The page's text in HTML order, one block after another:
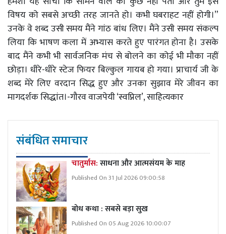
विषय को सबसे अच्छी तरह जानते हो। कभी घबराहट नहीं होगी।”
उनके वे शब्द उसी समय मैंने गांठ बांध लिए। मैंने उसी समय संकल्प
लिया कि भाषण कला में अभ्यास करते हुए पारंगत होना है। उसके
बाद मैंने कभी भी सार्वजनिक मंच से बोलने का कोई भी मौका नहीं
छोड़ा। धीरे-धीरे स्टेज फियर बिल्कुल गायब हो गया। प्राचार्य जी के
शब्द मेरे लिए वरदान सिद्ध हुए और उनका सुझाव मेरे जीवन का
मागदर्शक सिद्धांत।-गौरव वाजपेयी ‘स्वप्निल’, साहित्यकार
संबंधित समाचार
चातुर्मास:साधना और आत्मसंयम के माह
Published On 31 Jul 2026 09:00:58
बोध कथा : सबसे बड़ा सुख
Published On 05 Aug 2026 10:00:07